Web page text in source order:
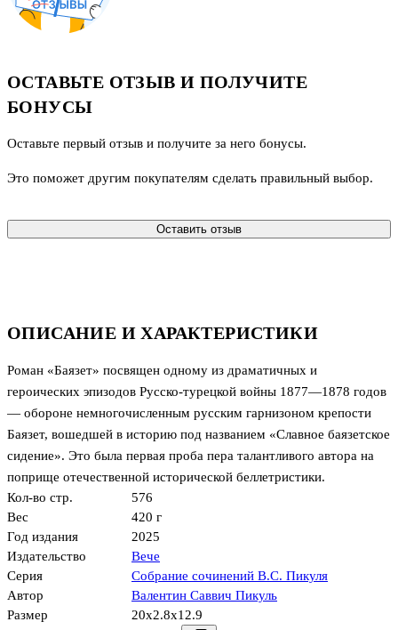
ОПИСАНИЕ И ХАРАКТЕРИСТИКИ
Роман «Баязет» посвящен одному из драматичных и
героических эпизодов Русско-турецкой войны 1877—1878 годов
— обороне немногочисленным русским гарнизоном крепости
Баязет, вошедшей в историю под названием «Славное баязетское
сидение». Это была первая проба пера талантливого автора на
поприще отечественной исторической беллетристики.
Кол-во стр.
576
Вес
420 г
Год издания
2025
Издательство
Вече
Серия
Собрание сочинений В.С. Пикуля
Автор
Валентин Саввич Пикуль
Размер
20x2.8x12.9
ОСТАВЬТЕ ОТЗЫВ И ПОЛУЧИТЕ
БОНУСЫ
Оставьте первый отзыв и получите за него бонусы.
Это поможет другим покупателям сделать правильный выбор.
Оставить отзыв